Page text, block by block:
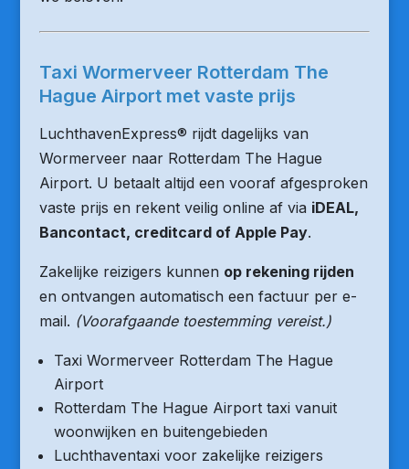
Taxi Wormerveer Rotterdam The
Hague Airport met vaste prijs
LuchthavenExpress® rijdt dagelijks van
Wormerveer naar Rotterdam The Hague
Airport. U betaalt altijd een vooraf afgesproken
vaste prijs en rekent veilig online af via iDEAL,
Bancontact, creditcard of Apple Pay.
Zakelijke reizigers kunnen op rekening rijden
en ontvangen automatisch een factuur per e-
mail. (Voorafgaande toestemming vereist.)
Taxi Wormerveer Rotterdam The Hague
Airport
Rotterdam The Hague Airport taxi vanuit
woonwijken en buitengebieden
Luchthaventaxi voor zakelijke reizigers